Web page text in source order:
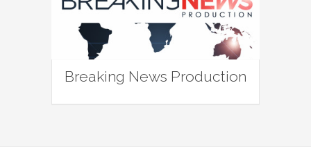
Breaking News Production